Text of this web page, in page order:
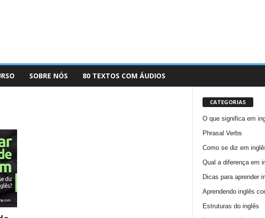
SOBRE NÓS 80 TEXTOS COM ÁUDIOS
CATEGORIAS
O que significa em
Phrasal Verbs
Como se diz em
Qual a diferença em
Dicas para aprender
Aprendendo inglês
Estruturas do inglês